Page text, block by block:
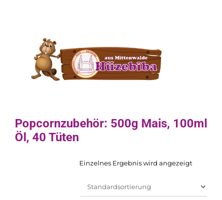
Popcornzubehör: 500g Mais, 100ml
Öl, 40 Tüten
Einzelnes Ergebnis wird angezeigt